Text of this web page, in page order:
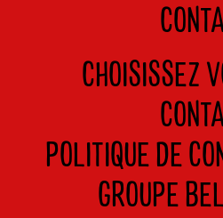
CHOISISSEZ
POLITIQUE DE
GROUPE